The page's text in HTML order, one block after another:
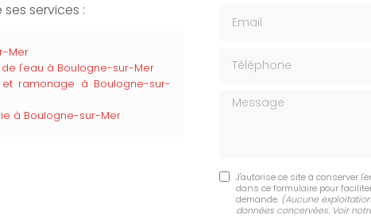
services :
Mer
l'eau à Boulogne-sur-Mer
ramonage à Boulogne-sur-
à Boulogne-sur-Mer
Message
J'autorise ce site à conserver
dans ce formulaire pour
demande. (Aucune
données concervées. Voir